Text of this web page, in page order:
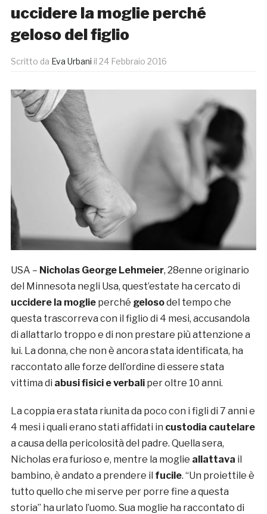
uccidere la moglie perché
geloso del figlio
Scritto da Eva Urbani il 24 Febbraio 2016
USA – Nicholas George Lehmeier, 28enne originario
del Minnesota negli Usa, quest’estate ha cercato di
uccidere la moglie perché gelosodel tempo che
questa trascorreva con il figlio di 4 mesi, accusandola
di allattarlo troppo e di non prestare più attenzione a
lui. La donna, che non è ancora stata identificata, ha
raccontato alle forze dell’ordine di essere stata
vittima di abusi fisici e verbaliper oltre 10 anni.
La coppia era stata riunita da poco con i figli di 7 anni e
4 mesi i quali erano stati affidati in custodia cautelare
a causa della pericolosità del padre. Quella sera,
Nicholas era furioso e, mentre la moglie allattava il
bambino, è andato a prendere il fucile. “Un proiettile è
tutto quello che mi serve per porre fine a questa
storia” ha urlato l’uomo. Sua moglie ha raccontato di